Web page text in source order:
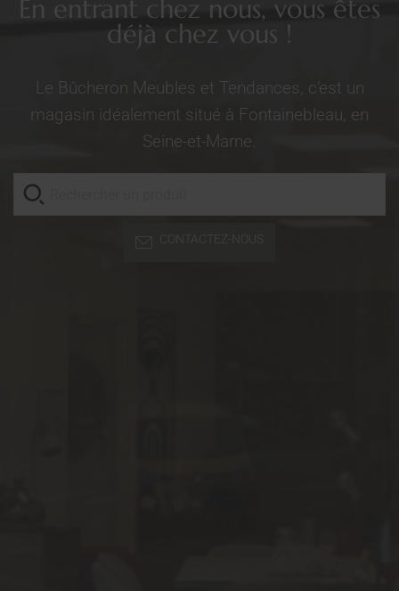
En entrant chez nous, vous êtes
déjà chez vous !
Le Bûcheron Meubles et Tendances, c’est un
magasin idéalement situé à Fontainebleau, en
Seine-et-Marne.
CONTACTEZ-NOUS